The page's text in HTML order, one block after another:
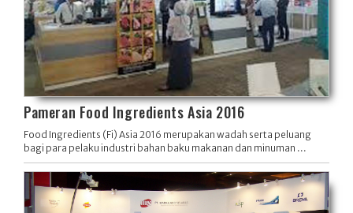
Pameran Food Ingredients Asia 2016
Food Ingredients (Fi) Asia 2016 merupakan wadah serta peluang
bagi para pelaku industri bahan baku makanan dan minuman ...